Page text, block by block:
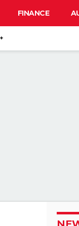
FINANCE
+